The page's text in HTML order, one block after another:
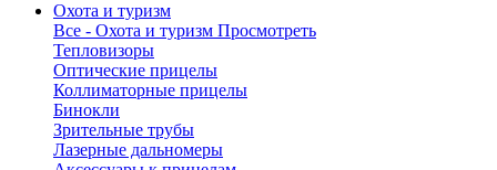
Охота и туризм
Все - Охота и туризм Просмотреть
Тепловизоры
Оптические прицелы
Коллиматорные прицелы
Бинокли
Зрительные трубы
Лазерные дальномеры